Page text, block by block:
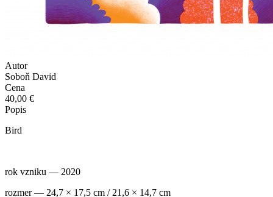
Autor
Soboň David
Cena
40,00 €
Popis
Bird
rok vzniku — 2020
rozmer — 24,7 × 17,5 cm / 21,6 × 14,7 cm